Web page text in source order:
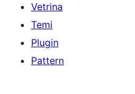
Vetrina
Temi
Plugin
Pattern